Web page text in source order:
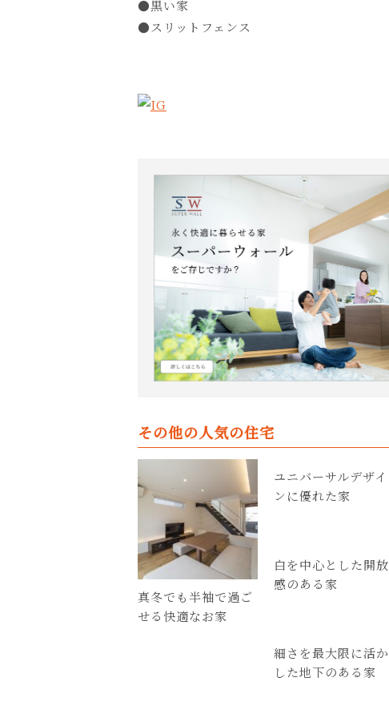
●黒い家
●スリットフェンス
その他の人気の住宅
真冬でも半袖で過ご
せる快適なお家
ユニバーサルデザイ
ンに優れた家
白を中心とした開放
感のある家
細さを最大限に活か
した地下のある家